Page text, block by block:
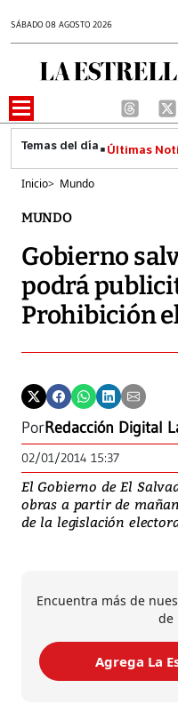
SÁBADO 08 AGOSTO 2026
Últimas
Inicio> Mundo
MUNDO
Gobierno
podrá
Prohibición
PorRedacción Digital
02/01/2014 15:37
El Gobierno de El
obras a partir de
de la legislación
Encuentra más de
de
Agrega La